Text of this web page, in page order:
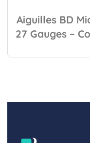
Aiguilles BD
27 Gauges –